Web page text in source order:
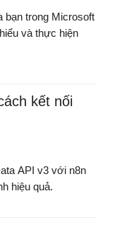
bạn trong Microsoft
và thực hiện
kết nối
API v3 với n8n
hiệu quả.